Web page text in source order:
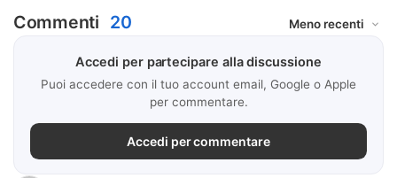
Commenti 20
Accedi per partecipare alla discussione
Puoi accedere con il tuo account email, Google o Apple
per commentare.
Accedi per commentare